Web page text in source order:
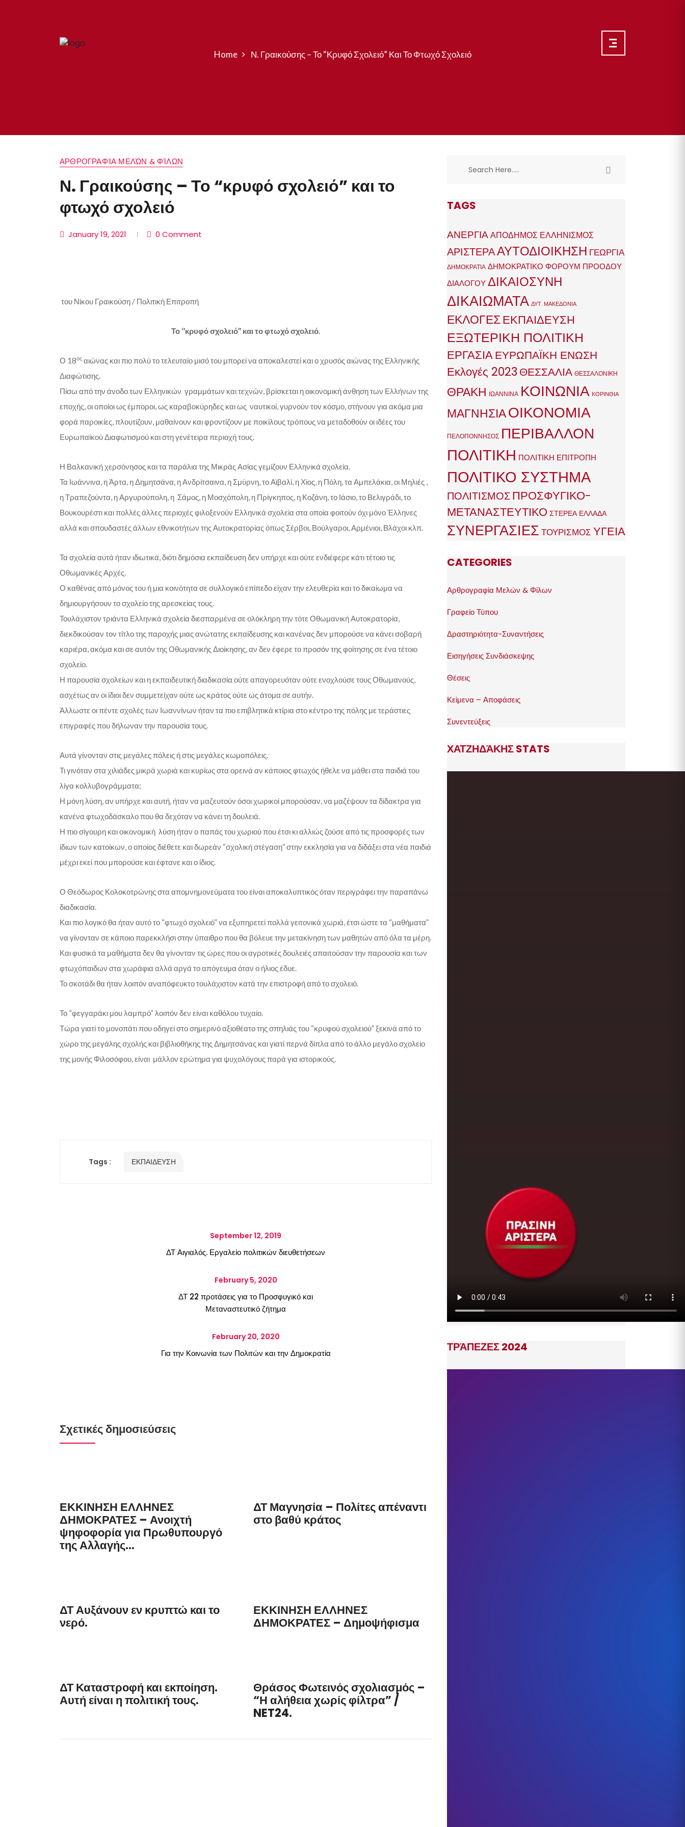
Home Ν. Γραικούσης – Το “κρυφό Σχολειό” Και Το Φτωχό Σχολειό
ΑΡΘΡΟΓΡΑΦΊΑ ΜΕΛΏΝ & ΦΊΛΩΝ
Ν. Γραικούσης – Το “κρυφό σχολειό” και το
φτωχό σχολειό
January 19, 2021 0 Comment
του Νίκου Γραικούση / Πολιτική Επιτροπή
Το ‘’κρυφό σχολειό’’ και το φτωχό σχολειό.
Ο 18ος αιώνας και πιο πολύ το τελευταίο μισό του μπορεί να αποκαλεστεί και ο χρυσός αιώνας της Ελληνικής
Διαφώτισης.
Πίσω από την άνοδο των Ελληνικών γραμμάτων και τεχνών, βρίσκεται η οικονομική άνθηση των Ελλήνων της
εποχής, οι οποίοι ως έμποροι, ως καραβοκύρηδες και ως ναυτικοί, γυρνούν τον κόσμο, στήνουν για ακόμα μια
φορά παροικίες, πλουτίζουν, μαθαίνουν και φροντίζουν με ποικίλους τρόπους να μεταδοθούν οι ιδέες του
Ευρωπαϊκού Διαφωτισμού και στη γενέτειρα περιοχή τους.
Η Βαλκανική χερσόνησος και τα παράλια της Μικράς Ασίας γεμίζουν Ελληνικά σχολεία.
Τα Ιωάννινα, η Άρτα, η Δημητσάνα, η Ανδρίτσαινα, η Σμύρνη, το Αϊβαλί, η Χίος, η Πόλη, τα Αμπελάκια, οι Μηλιές ,
η Τραπεζούντα, η Αργυρούπολη, η Σάμος, η Μοσχόπολη, η Πρίγκηπος, η Κοζάνη, το Ιάσιο, το Βελιγράδι, το
Βουκουρέστι και πολλές άλλες περιοχές φιλοξενούν Ελληνικά σχολεία στα οποία φοιτούν όχι μόνο Έλληνες
αλλά και σπουδαστές άλλων εθνικοτήτων της Αυτοκρατορίας όπως Σέρβοι, Βούλγαροι, Αρμένιοι, Βλάχοι κλπ.
Τα σχολεία αυτά ήταν ιδιωτικά, διότι δημόσια εκπαίδευση δεν υπήρχε και ούτε ενδιέφερε κάτι τέτοιο τις
Οθωμανικές Αρχές.
Ο καθένας από μόνος του ή μια κοινότητα σε συλλογικό επίπεδο είχαν την ελευθερία και το δικαίωμα να
δημιουργήσουν το σχολείο της αρεσκείας τους.
Τουλάχιστον τριάντα Ελληνικά σχολεία διεσπαρμένα σε ολόκληρη την τότε Οθωμανική Αυτοκρατορία,
διεκδικούσαν τον τίτλο της παροχής μιας ανώτατης εκπαίδευσης και κανένας δεν μπορούσε να κάνει σοβαρή
καριέρα, ακόμα και σε αυτόν της Οθωμανικής Διοίκησης, αν δεν έφερε το προσόν της φοίτησης σε ένα τέτοιο
σχολείο.
Η παρουσία σχολείων και η εκπαιδευτική διαδικασία ούτε απαγορευόταν ούτε ενοχλούσε τους Οθωμανούς,
ασχέτως αν οι ίδιοι δεν συμμετείχαν ούτε ως κράτος ούτε ως άτομα σε αυτήν.
Άλλωστε οι πέντε σχολές των Ιωαννίνων ήταν τα πιο επιβλητικά κτίρια στο κέντρο της πόλης με τεράστιες
επιγραφές που δήλωναν την παρουσία τους.
Αυτά γίνονταν στις μεγάλες πόλεις ή στις μεγάλες κωμοπόλεις.
Τι γινόταν στα χιλιάδες μικρά χωριά και κυρίως στα ορεινά αν κάποιος φτωχός ήθελε να μάθει στα παιδιά του
λίγα κολλυβογράμματα;
Η μόνη λύση, αν υπήρχε και αυτή, ήταν να μαζευτούν όσοι χωρικοί μπορούσαν, να μαζέψουν τα δίδακτρα για
κανένα φτωχοδάσκαλο που θα δεχόταν να κάνει τη δουλειά.
Η πιο σίγουρη και οικονομική λύση ήταν ο παπάς του χωριού που έτσι κι αλλιώς ζούσε από τις προσφορές των
ίδιων των κατοίκων, ο οποίος διέθετε και δωρεάν “σχολική στέγαση” στην εκκλησία για να διδάξει στα νέα παιδιά
μέχρι εκεί που μπορούσε και έφτανε και ο ίδιος.
Ο Θεόδωρος Κολοκοτρώνης στα απομνημονεύματα του είναι αποκαλυπτικός όταν περιγράφει την παραπάνω
διαδικασία.
Και πιο λογικό θα ήταν αυτό το “φτωχό σχολειό” να εξυπηρετεί πολλά γειτονικά χωριά, έτσι ώστε τα “μαθήματα”
να γίνονταν σε κάποιο παρεκκλήσι στην ύπαιθρο που θα βόλευε την μετακίνηση των μαθητών από όλα τα μέρη.
Και φυσικά τα μαθήματα δεν θα γίνονταν τις ώρες που οι αγροτικές δουλειές απαιτούσαν την παρουσία και των
φτωχόπαιδων στα χωράφια αλλά αργά το απόγευμα όταν ο ήλιος έδυε.
Το σκοτάδι θα ήταν λοιπόν αναπόφευκτο τουλάχιστον κατά την επιστροφή από το σχολειό.
Το “φεγγαράκι μου λαμπρό” λοιπόν δεν είναι καθόλου τυχαίο.
Τώρα γιατί το μονοπάτι που οδηγεί στο σημερινό αξιοθέατο της σπηλιάς του “κρυφού σχολειού” ξεκινά από το
χώρο της μεγάλης σχολής και βιβλιοθήκης της Δημητσάνας και γιατί περνά δίπλα από το άλλο μεγάλο σχολείο
της μονής Φιλοσόφου, είναι μάλλον ερώτημα για ψυχολόγους παρά για ιστορικούς.
Tags : ΕΚΠΑΙΔΕΥΣΗ
September 12, 2019
ΔΤ Αιγιαλός. Εργαλείο πολιτικών διευθετήσεων
February 5, 2020
ΔΤ 22 προτάσεις για το Προσφυγικό και
Μεταναστευτικό ζήτημα
February 20, 2020
Για την Κοινωνία των Πολιτών και την Δημοκρατία
Σχετικές δημοσιεύσεις
ΕΚΚΙΝΗΣΗ ΕΛΛΗΝΕΣ
ΔΗΜΟΚΡΑΤΕΣ – Ανοιχτή
ψηφοφορία για Πρωθυπουργό
της Αλλαγής...
ΔΤ Μαγνησία – Πολίτες απέναντι
στο βαθύ κράτος
ΔΤ Αυξάνουν εν κρυπτώ και το
νερό.
ΕΚΚΙΝΗΣΗ ΕΛΛΗΝΕΣ
ΔΗΜΟΚΡΑΤΕΣ – Δημοψήφισμα
ΔΤ Καταστροφή και εκποίηση.
Αυτή είναι η πολιτική τους.
Θράσος Φωτεινός σχολιασμός –
“Η αλήθεια χωρίς φίλτρα” /
NET24.
TAGS
ΑΝΕΡΓΙΑΑΠΟΔΗΜΟΣ ΕΛΛΗΝΙΣΜΟΣ
ΑΡΙΣΤΕΡΑΑΥΤΟΔΙΟΙΚΗΣΗ ΓΕΩΡΓΙΑ
ΔΗΜΟΚΡΑΤΙΑ ΔΗΜΟΚΡΑΤΙΚΟ ΦΟΡΟΥΜ ΠΡΟΟΔΟΥ
ΔΙΑΛΟΓΟΥ ΔΙΚΑΙΟΣΥΝΗ
ΔΙΚΑΙΩΜΑΤΑ ΔΥΤ. ΜΑΚΕΔΟΝΙΑ
ΕΚΛΟΓΕΣΕΚΠΑΙΔΕΥΣΗ
ΕΞΩΤΕΡΙΚΗ ΠΟΛΙΤΙΚΗ
ΕΡΓΑΣΙΑΕΥΡΩΠΑΪΚΗ ΕΝΩΣΗ
Εκλογές 2023 ΘΕΣΣΑΛΙΑ ΘΕΣΣΑΛΟΝΙΚΗ
ΘΡΑΚΗ ΙΩΑΝΝΙΝΑ ΚΟΙΝΩΝΙΑ ΚΟΡΙΝΘΙΑ
ΜΑΓΝΗΣΙΑΟΙΚΟΝΟΜΙΑ
ΠΕΛΟΠΟΝΝΗΣΟΣ ΠΕΡΙΒΑΛΛΟΝ
ΠΟΛΙΤΙΚΗ ΠΟΛΙΤΙΚΗ ΕΠΙΤΡΟΠΗ
ΠΟΛΙΤΙΚΟ ΣΥΣΤΗΜΑ
ΠΟΛΙΤΙΣΜΟΣΠΡΟΣΦΥΓΙΚΟ-
ΜΕΤΑΝΑΣΤΕΥΤΙΚΟ ΣΤΕΡΕΑ ΕΛΛΑΔΑ
ΣΥΝΕΡΓΑΣΙΕΣ ΤΟΥΡΙΣΜΟΣ ΥΓΕΙΑ
CATEGORIES
Αρθρογραφία Μελών & Φίλων
Γραφείο Τύπου
Δραστηριότητα-Συναντήσεις
Εισηγήσεις Συνδιάσκεψης
Θέσεις
Κείμενα – Αποφάσεις
Συνεντεύξεις
ΧΑΤΖΗΔΆΚΗΣ STATS
ΤΡΆΠΕΖΕΣ 2024